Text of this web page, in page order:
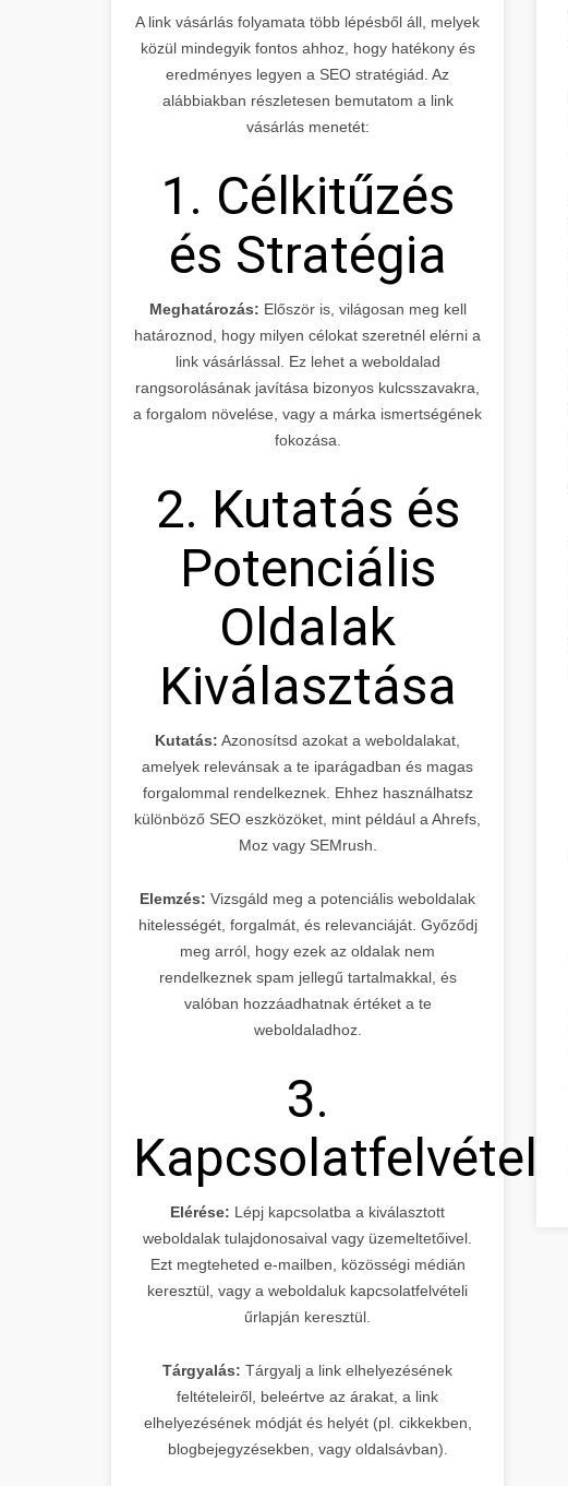
A link vásárlás folyamata több lépésből áll, melyek
közül mindegyik fontos ahhoz, hogy hatékony és
eredményes legyen a SEO stratégiád. Az
alábbiakban részletesen bemutatom a link
vásárlás menetét:
1. Célkitűzés
és Stratégia
Meghatározás: Először is, világosan meg kell
határoznod, hogy milyen célokat szeretnél elérni a
link vásárlással. Ez lehet a weboldalad
rangsorolásának javítása bizonyos kulcsszavakra,
a forgalom növelése, vagy a márka ismertségének
fokozása.
2. Kutatás és
Potenciális
Oldalak
Kiválasztása
Kutatás: Azonosítsd azokat a weboldalakat,
amelyek relevánsak a te iparágadban és magas
forgalommal rendelkeznek. Ehhez használhatsz
különböző SEO eszközöket, mint például a Ahrefs,
Moz vagy SEMrush.
Elemzés: Vizsgáld meg a potenciális weboldalak
hitelességét, forgalmát, és relevanciáját. Győződj
meg arról, hogy ezek az oldalak nem
rendelkeznek spam jellegű tartalmakkal, és
valóban hozzáadhatnak értéket a te
weboldaladhoz.
3.
Kapcsolatfelvétel
Elérése: Lépj kapcsolatba a kiválasztott
weboldalak tulajdonosaival vagy üzemeltetőivel.
Ezt megteheted e-mailben, közösségi médián
keresztül, vagy a weboldaluk kapcsolatfelvételi
űrlapján keresztül.
Tárgyalás: Tárgyalj a link elhelyezésének
feltételeiről, beleértve az árakat, a link
elhelyezésének módját és helyét (pl. cikkekben,
blogbejegyzésekben, vagy oldalsávban).